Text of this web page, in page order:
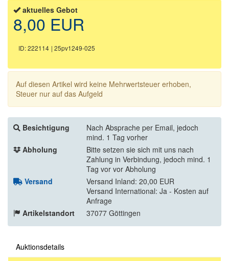
aktuelles Gebot
8,00 EUR
ID: 222114 | 25pv1249-025
Auf diesen Artikel wird keine Mehrwertsteuer erhoben,
Steuer nur auf das Aufgeld
Besichtigung
Nach Absprache per Email, jedoch
mind. 1 Tag vorher
Abholung
Bitte setzen sie sich mit uns nach
Zahlung in Verbindung, jedoch mind. 1
Tag vor vor Abholung
Versand
Versand Inland: 20,00 EUR
Versand International: Ja - Kosten auf
Anfrage
Artikelstandort
37077 Göttingen
Auktionsdetails